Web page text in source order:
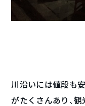
川沿いには値段も
がたくさんあり、